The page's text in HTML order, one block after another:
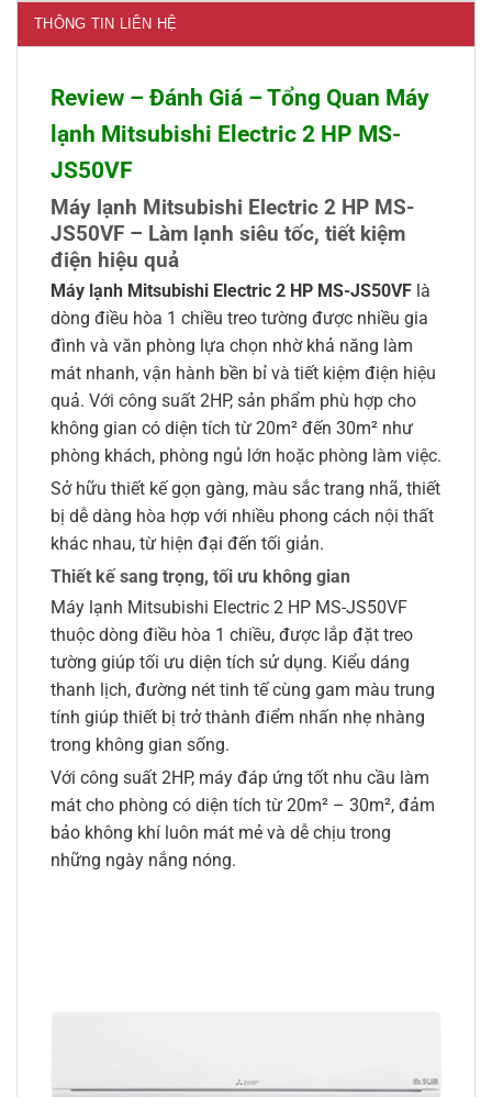
THÔNG TIN LIÊN HỆ
Review – Đánh Giá – Tổng Quan Máy
lạnh Mitsubishi Electric 2 HP MS-
JS50VF
Máy lạnh Mitsubishi Electric 2 HP MS-
JS50VF – Làm lạnh siêu tốc, tiết kiệm
điện hiệu quả
Máy lạnh Mitsubishi Electric 2 HP MS-JS50VF là
dòng điều hòa 1 chiều treo tường được nhiều gia
đình và văn phòng lựa chọn nhờ khả năng làm
mát nhanh, vận hành bền bỉ và tiết kiệm điện hiệu
quả. Với công suất 2HP, sản phẩm phù hợp cho
không gian có diện tích từ 20m² đến 30m² như
phòng khách, phòng ngủ lớn hoặc phòng làm việc.
Sở hữu thiết kế gọn gàng, màu sắc trang nhã, thiết
bị dễ dàng hòa hợp với nhiều phong cách nội thất
khác nhau, từ hiện đại đến tối giản.
Thiết kế sang trọng, tối ưu không gian
Máy lạnh Mitsubishi Electric 2 HP MS-JS50VF
thuộc dòng điều hòa 1 chiều, được lắp đặt treo
tường giúp tối ưu diện tích sử dụng. Kiểu dáng
thanh lịch, đường nét tinh tế cùng gam màu trung
tính giúp thiết bị trở thành điểm nhấn nhẹ nhàng
trong không gian sống.
Với công suất 2HP, máy đáp ứng tốt nhu cầu làm
mát cho phòng có diện tích từ 20m² – 30m², đảm
bảo không khí luôn mát mẻ và dễ chịu trong
những ngày nắng nóng.